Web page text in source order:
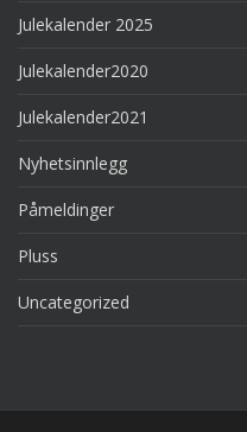
Julekalender 2025
Julekalender2020
Julekalender2021
Nyhetsinnlegg
Påmeldinger
Pluss
Uncategorized